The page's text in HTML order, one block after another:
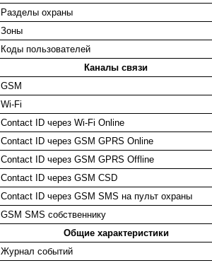
Разделы охраны
Зоны
Коды пользователей
Каналы связи
GSM
Wi-Fi
Contact ID через Wi-Fi Online
Contact ID через GSM GPRS Online
Contact ID через GSM GPRS Offline
Contact ID через GSM CSD
Contact ID через GSM SMS на пульт охраны
GSM SMS собственнику
Общие характеристики
Журнал событий